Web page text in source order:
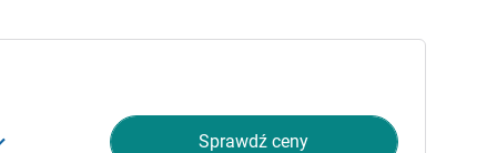
Sprawdź ceny